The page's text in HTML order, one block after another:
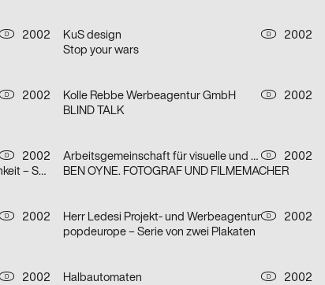
D
2002
KuS design D
2002
Stop your wars
D
2002
Kolle Rebbe Werbeagentur GmbH D
2002
BLIND TALK
D
2002
Die Griechische Klassikidee der Wirklichkeit – Serie von zwei Plakaten
Arbeitsgemeinschaft für visuelle und verbale Kommunikation Uwe Loesch D
2002
BEN OYNE. FOTOGRAF UND FILMEMACHER
D
2002
Herr Ledesi Projekt- und Werbeagentur D
2002
popdeurope – Serie von zwei Plakaten
D
2002
Halbautomaten D
2002